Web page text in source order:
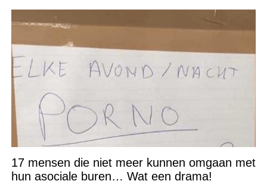
17 mensen die niet meer kunnen omgaan met
hun asociale buren… Wat een drama!